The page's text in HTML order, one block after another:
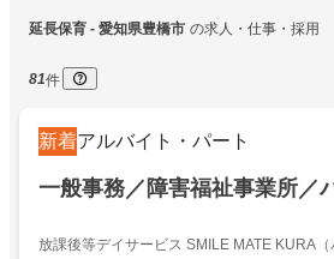
延長保育 - 愛知県豊橋市 の求人・仕事・採用
81件
新着アルバイト・パート
一般事務／障害福祉事業所／
放課後等デイサービス SMILE MATE KURA（